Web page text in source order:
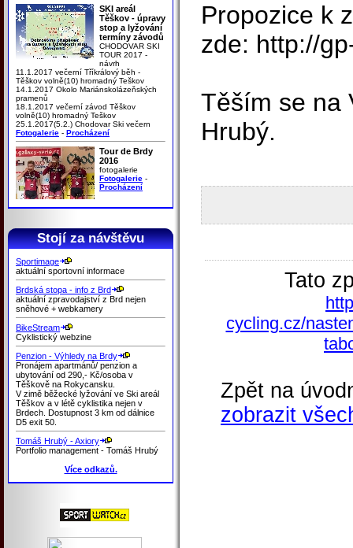
SKI areál
Těškov - úpravy
stop a lyžování
termíny závodů
CHODOVAR SKI
TOUR 2017 -
návrh
11.1.2017 večerní Tříkrálový běh -
Těškov volně(10) hromadný Teškov
14.1.2017 Okolo Mariánskolázeňských
pramenů
18.1.2017 večerní závod Těškov
volně(10) hromadný Teškov
25.1.2017(5.2.) Chodovar Ski večern
Fotogalerie - Procházení
Tour de Brdy
2016
fotogalerie
Fotogalerie -
Procházení
Stojí za návštěvu
Sportimage
aktuální sportovní informace
Brdská stopa - info z Brd
aktuální zpravodajství z Brd nejen
sněhové + webkamery
BikeStream
Cyklistický webzine
Penzion - Výhledy na Brdy
Pronájem apartmánů/ penzion a
ubytování od 290,- Kč/osoba v
Těškově na Rokycansku.
V zimě běžecké lyžování ve Ski areál
Těškov a v létě cyklistika nejen v
Brdech. Dostupnost 3 km od dálnice
D5 exit 50.
Tomáš Hrubý - Axiory
Portfolio management - Tomáš Hrubý
Více odkazů.
Propozice k
zde: http://
Těším se na
Hrubý.
Tato
cycling.cz/
Zpět na
zobrazit